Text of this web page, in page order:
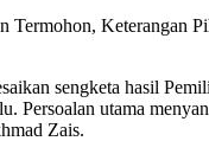
Keterangan
sengketa hasil
utama
Zais.